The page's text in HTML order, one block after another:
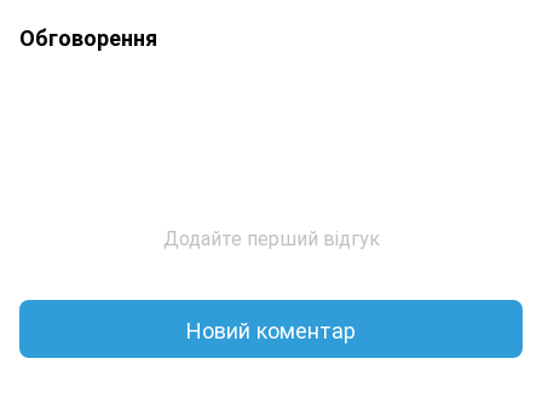
Обговорення
Додайте перший відгук
Новий коментар